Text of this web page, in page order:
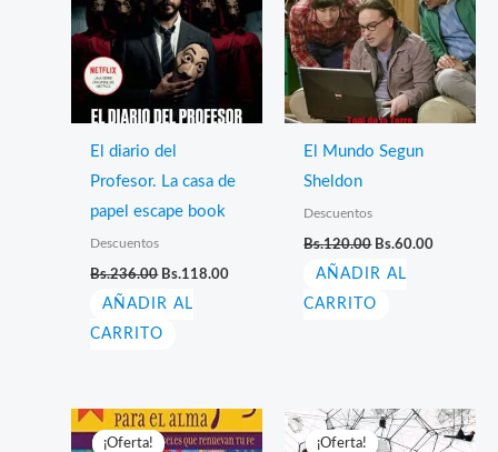
El diario del
Profesor. La casa de
papel escape book
Descuentos
Bs.236.00 El
original
Bs.236.00.
Bs.118.00
AÑADIR AL
CARRITO
El Mundo Segun
Sheldon
Descuentos
Bs.120.00 El
original
Bs.120.00.
Bs.60.00
AÑADIR AL
CARRITO
¡Oferta!
¡Oferta! ¡Oferta!
¡Oferta!